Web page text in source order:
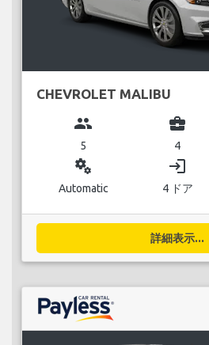
CHEVROLET MALIBU
group
5
business_center
4
miscellaneous_services
Automatic
login
4 ドア
詳細表示...